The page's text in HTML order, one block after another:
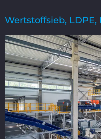
Wertstoffsieb,